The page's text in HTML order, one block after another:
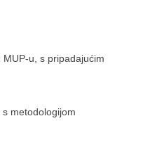
u, s pripadajućim
metodologijom